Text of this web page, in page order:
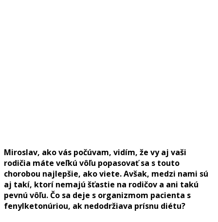
Miroslav, ako vás počúvam, vidím, že vy aj vaši
rodičia máte veľkú vôľu popasovať sa s touto
chorobou najlepšie, ako viete. Avšak, medzi nami sú
aj takí, ktorí nemajú šťastie na rodičov a ani takú
pevnú vôľu. Čo sa deje s organizmom pacienta s
fenylketonúriou, ak nedodržiava prísnu diétu?